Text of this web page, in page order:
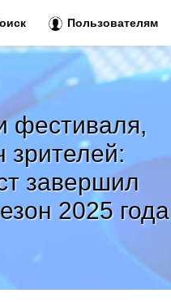
фестиваля,
зрителей:
завершил
2025 года
Пользователям